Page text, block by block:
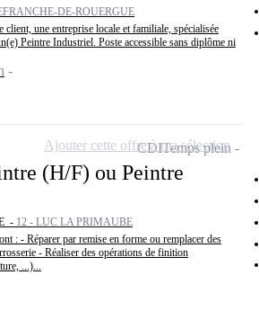
DE-ROUERGUE
une entreprise locale et familiale, spécialisée
Peintre Industriel. Poste accessible sans diplôme ni
(H/F) ou Peintre
- 12 - LUC LA PRIMAUBE
: - Réparer par remise en forme ou remplacer des
- Réaliser des opérations de finition
...)...
CDITemps plein
Ajouter cette offre à ma sélection